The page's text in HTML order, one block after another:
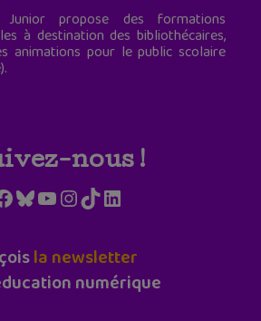
Junior propose des formations
à destination des bibliothécaires,
animations pour le public scolaire
nous !
Bluesky
YouTube
Instagram
TikTokLinkedIn
la newsletter
numérique